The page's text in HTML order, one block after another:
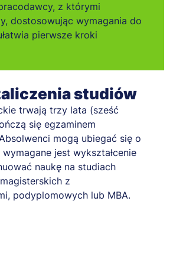
z którymi
dostosowując wymagania do
pierwsze kroki
studiów
trwają trzy lata (sześć
się egzaminem
mogą ubiegać się o
jest wykształcenie
naukę na studiach
z
podyplomowych lub MBA.